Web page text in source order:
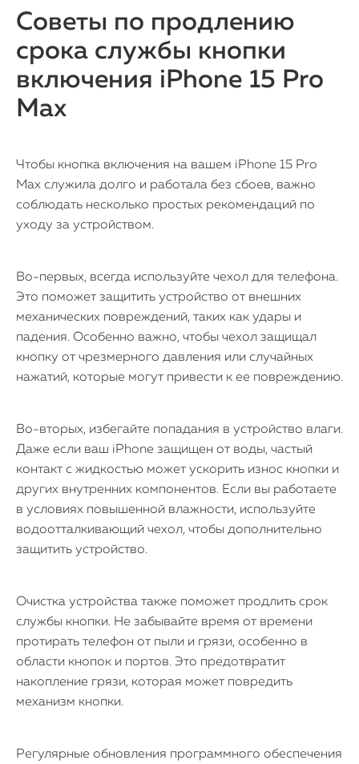
Советы по продлению
срока службы кнопки
включения iPhone 15 Pro
Max
Чтобы кнопка включения на вашем iPhone 15 Pro
Max служила долго и работала без сбоев, важно
соблюдать несколько простых рекомендаций по
уходу за устройством.
Во-первых, всегда используйте чехол для телефона.
Это поможет защитить устройство от внешних
механических повреждений, таких как удары и
падения. Особенно важно, чтобы чехол защищал
кнопку от чрезмерного давления или случайных
нажатий, которые могут привести к ее повреждению.
Во-вторых, избегайте попадания в устройство влаги.
Даже если ваш iPhone защищен от воды, частый
контакт с жидкостью может ускорить износ кнопки и
других внутренних компонентов. Если вы работаете
в условиях повышенной влажности, используйте
водоотталкивающий чехол, чтобы дополнительно
защитить устройство.
Очистка устройства также поможет продлить срок
службы кнопки. Не забывайте время от времени
протирать телефон от пыли и грязи, особенно в
области кнопок и портов. Это предотвратит
накопление грязи, которая может повредить
механизм кнопки.
Регулярные обновления программного обеспечения